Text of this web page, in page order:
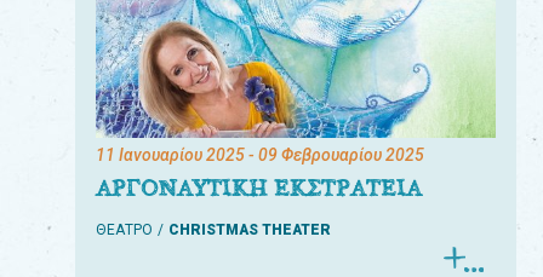
11 Ιανουαρίου 2025- 09 Φεβρουαρίου 2025
ΑΡΓΟΝΑΥΤΙΚΗ ΕΚΣΤΡΑΤΕΙΑ
ΘΕΑΤΡΟ CHRISTMAS THEATER